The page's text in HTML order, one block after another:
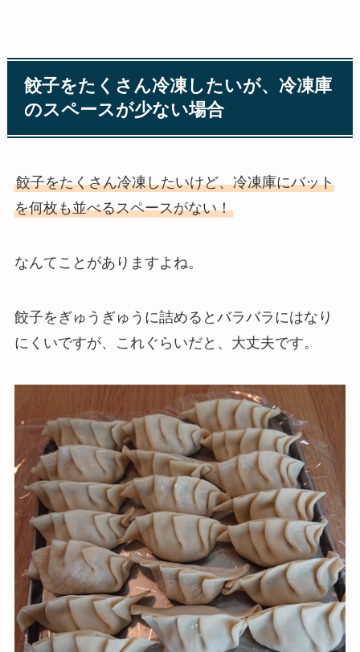
餃子をたくさん冷凍したいが、冷凍庫
のスペースが少ない場合
餃子をたくさん冷凍したいけど、冷凍庫にバット
を何枚も並べるスペースがない！
なんてことがありますよね。
餃子をぎゅうぎゅうに詰めるとバラバラにはなり
にくいですが、これぐらいだと、大丈夫です。